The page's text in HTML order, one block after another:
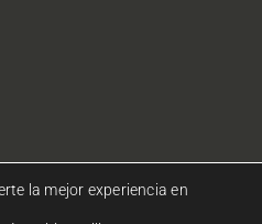
la mejor experiencia en